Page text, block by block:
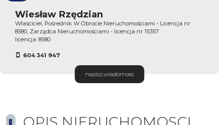
Wiesław Rzędzian
Właściciel, Pośrednik W Obrocie Nieruchomościami - Licencja nr
8580, Zarządca Nieruchomościami - licencja nr 15357
licencja: 8580
604 341 947
napisz.wiadomosc